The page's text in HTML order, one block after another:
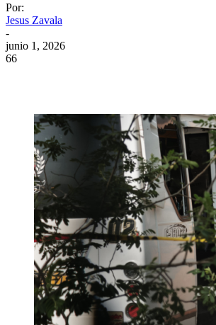
Por:
Jesus Zavala
-
junio 1, 2026
66